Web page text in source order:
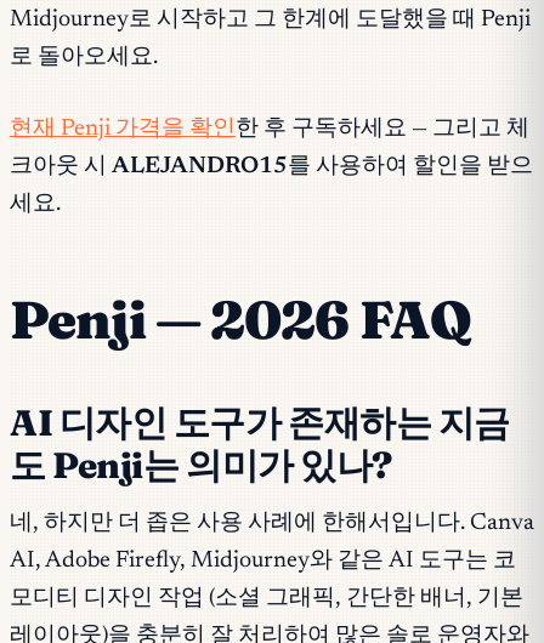
Midjourney로 시작하고 그 한계에 도달했을 때 Penji
로 돌아오세요.
현재 Penji 가격을 확인 한 후 구독하세요 — 그리고 체
크아웃 시 ALEJANDRO15를 사용하여 할인을 받으
세요.
Penji — 2026 FAQ
AI 디자인 도구가 존재하는 지금
도 Penji는 의미가 있나?
네, 하지만 더 좁은 사용 사례에 한해서입니다. Canva
AI, Adobe Firefly, Midjourney와 같은 AI 도구는 코
모디티 디자인 작업 (소셜 그래픽, 간단한 배너, 기본
레이아웃)을 충분히 잘 처리하여 많은 솔로 운영자와